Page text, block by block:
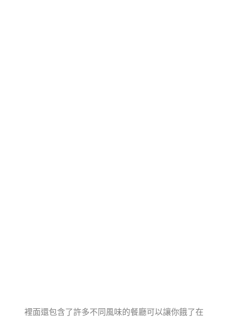
裡面還包含了許多不同風味的餐廳可以讓你餓了在